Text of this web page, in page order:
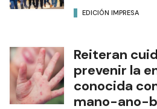
EDICIÓN IMPRESA
Reiteran
prevenir la
conocida
mano-ano-